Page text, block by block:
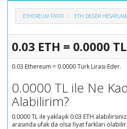
ETHEREUM FIYATI ETH DEĞER
0.03 ETH = 0.0000 TL
0.03 Ethereum = 0.0000 Türk Lirası Eder.
0.0000 TL ile Ne
Alabilirim?
0.0000 TL ile yaklaşık 0.03 ETH
arasında ufak da olsa fiyat farkları olabilir.